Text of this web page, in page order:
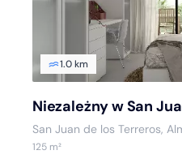
1.0 km
Niezależny w San
San Juan de los Terreros,
125 m²